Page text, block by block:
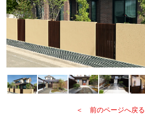
＜ 前のページへ戻る